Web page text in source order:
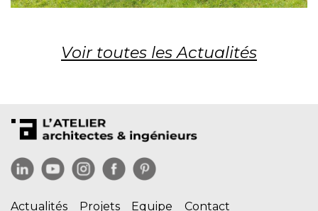
Voir toutes les Actualités
Actualités Projets Equipe
Contact